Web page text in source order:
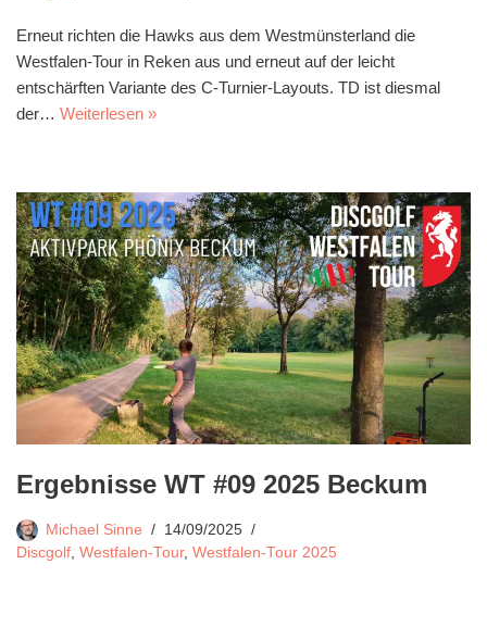
Erneut richten die Hawks aus dem Westmünsterland die
Westfalen-Tour in Reken aus und erneut auf der leicht
entschärften Variante des C-Turnier-Layouts. TD ist diesmal
der… Weiterlesen »
Ergebnisse WT #09 2025 Beckum
Michael Sinne
14/09/2025
Discgolf, Westfalen-Tour, Westfalen-Tour 2025